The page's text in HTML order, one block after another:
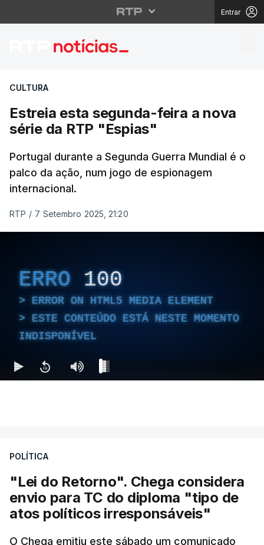
Entrar
Estreia esta
CULTURA
Estreia esta segunda-feira a nova
série da RTP "Espias"
Portugal durante a Segunda Guerra Mundial é o
palco da ação, num jogo de espionagem
internacional.
RTP / 7 Setembro 2025, 21:20
ERRO 100
ERROR ON HTML5 MEDIA ELEMENT
ESTE CONTEÚDO ESTÁ NESTE MOMENTO
INDISPONÍVEL
POLÍTICA
"Lei do Retorno". Chega considera
envio para TC do diploma "tipo de
atos políticos irresponsáveis"
O Chega emitiu este sábado um comunicado